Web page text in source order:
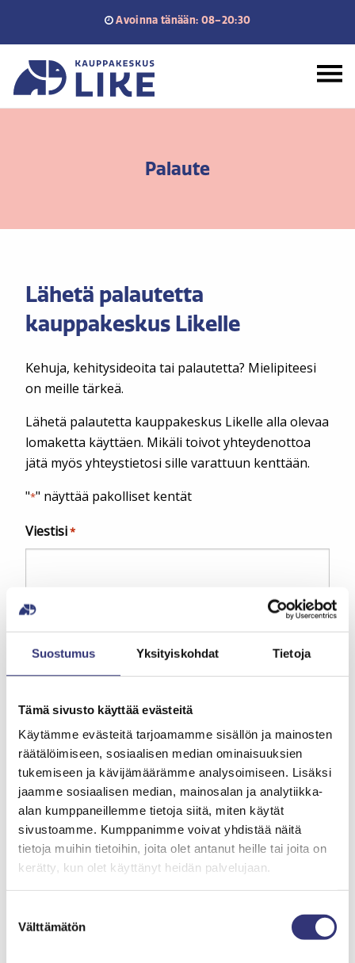
Suostumus Yksityiskohdat Tietoja
Tämä sivusto käyttää evästeitä
Käytämme evästeitä tarjoamamme sisällön ja mainosten
räätälöimiseen, sosiaalisen median ominaisuuksien
tukemiseen ja kävijämäärämme analysoimiseen. Lisäksi
jaamme sosiaalisen median, mainosalan ja analytiikka-
alan kumppaneillemme tietoja siitä, miten käytät
sivustoamme. Kumppanimme voivat yhdistää näitä
tietoja muihin tietoihin, joita olet antanut heille tai joita on
kerätty, kun olet käyttänyt heidän palvelujaan.
valinta
Välttämätön
Avoinna tänään: 08–20:30
Palaute
Lähetä palautetta
kauppakeskus Likelle
Kehuja, kehitysideoita tai palautetta? Mielipiteesi
on meille tärkeä.
Lähetä palautetta kauppakeskus Likelle alla olevaa
lomaketta käyttäen. Mikäli toivot yhteydenottoa
jätä myös yhteystietosi sille varattuun kenttään.
"*" näyttää pakolliset kentät
Viestisi*
Anna sähköpostiosoitteesi, mikäli toivot
yhteydenottoamme.
Tallennamme asiakaspalautteesi, mutta emme luovuta
yhteystietojasi eteenpäin kolmansille osapuolille.
Tutusturekisteriselosteeseen.